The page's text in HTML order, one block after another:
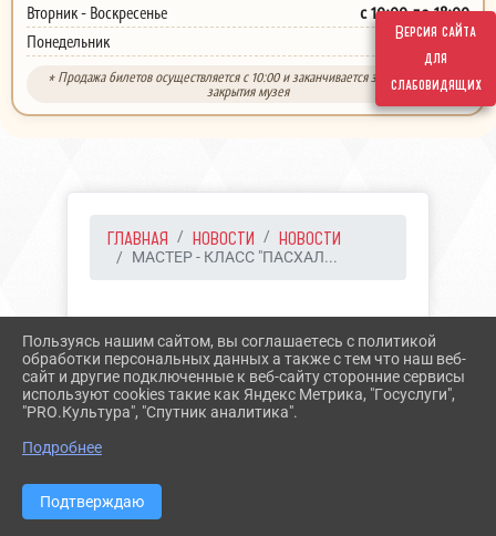
Версия сайта
для
слабовидящих
Вторник - Воскресенье с 10:00 до 18:00
Понедельник выходной
* Продажа билетов осуществляется с 10:00 и заканчивается за 30 минут до
закрытия музея
ГЛАВНАЯ НОВОСТИ НОВОСТИ
МАСТЕР - КЛАСС "ПАСХАЛ...
МАСТЕР - КЛАСС
"ПАСХАЛЬНОЕ ЯЙЦО"
Пользуясь нашим сайтом, вы соглашаетесь с политикой
обработки персональных данных а также с тем что наш веб-
сайт и другие подключенные к веб-сайту сторонние сервисы
используют cookies такие как Яндекс Метрика, "Госуслуги",
"PRO.Культура", "Спутник аналитика".
Подробнее
Подтверждаю